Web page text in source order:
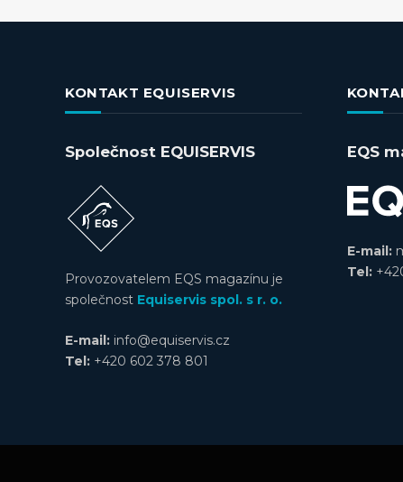
KONTAKT EQUISERVIS
Společnost EQUISERVIS
Provozovatelem EQS magazínu je
společnost Equiservis spol. s r. o.
E-mail: info@equiservis.cz
Tel: +420 602 378 801
EQS
E-mail:
Tel: